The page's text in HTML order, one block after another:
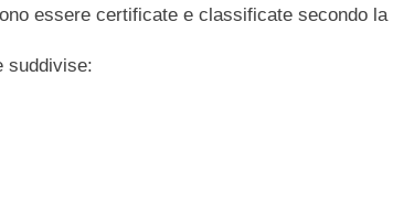
essere certificate e classificate secondo la
suddivise: